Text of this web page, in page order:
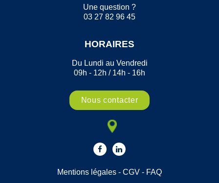
Une question ?
03 27 82 96 45
HORAIRES
Du Lundi au Vendredi
09h - 12h / 14h - 16h
Nous contacter
Mentions légales - CGV - FAQ